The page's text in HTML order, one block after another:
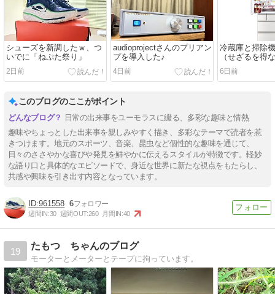
シューズを新調したｗ、つ
いでに「ねぷた祭り」
2日前
audioprojectさんのプリアン
プを導入した♪
4日前
冷蔵庫と掃除
（せざるを得
(^^;）
6日前
このブログのここがポイント
日常の出来事をユーモラスに綴る、多彩な趣味と情熱
趣味やちょっとした出来事を親しみやすく描き、多彩なテーマで読者を惹
きつけます。地元のスポーツ、音楽、昆虫など個性的な趣味を通じて、
日々のささやかな喜びや発見を鮮やかに伝えるスタイルが特徴です。軽妙
な語り口と具体的なエピソードで、身近な世界に新たな視点をもたらし、
共感や興味を引き出す内容となっています。
961558 6
週間IN:30 週間OUT:260 月間IN:40
19
たもつ ちゃんのブログ
モーターとメーターとテープに拘っています。